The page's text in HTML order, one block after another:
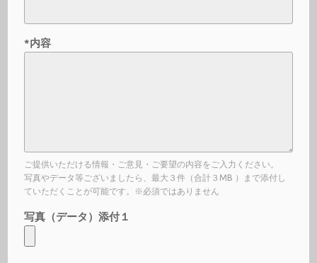
*内容
ご提供いただける情報・ご意見・ご要望の内容をご入力ください。
写真やデータ等ございましたら、最大３件（合計３MB ）まで添付し
ていただくことが可能です。※必須ではありません
写真（データ）添付１